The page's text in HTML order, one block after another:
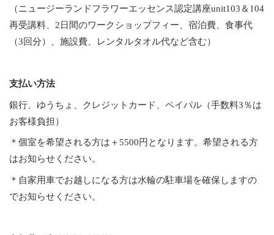
（ニュージーランドフラワーエッセンス認定講座unit103＆104
再受講料、2日間のワークショップフィー、宿泊費、食事代
（3回分）、施設費、レンタルタオル代など含む）
支払い方法
銀行、ゆうちょ、クレジットカード、ペイパル（手数料3％は
お客様負担）
＊個室を希望される方は＋5500円となります。希望される方
はお知らせください。
＊自家用車でお越しになる方は水輪の駐車場を確保しますの
でお知らせください。